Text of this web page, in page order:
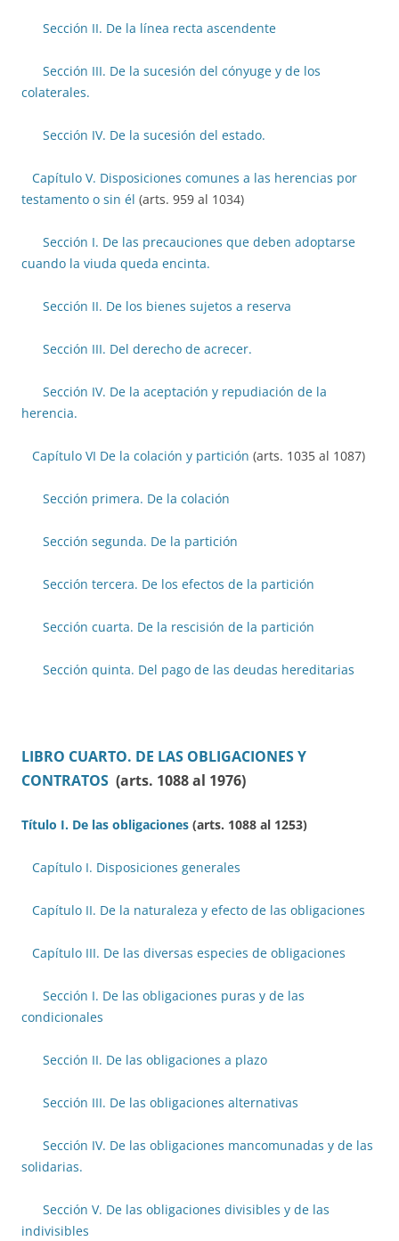
Sección II. De la línea recta ascendente
Sección III. De la sucesión del cónyuge y de los
colaterales.
Sección IV. De la sucesión del estado.
Capítulo V. Disposiciones comunes a las herencias por
testamento o sin él (arts. 959 al 1034)
Sección I. De las precauciones que deben adoptarse
cuando la viuda queda encinta.
Sección II. De los bienes sujetos a reserva
Sección III. Del derecho de acrecer.
Sección IV. De la aceptación y repudiación de la
herencia.
Capítulo VI De la colación y partición (arts. 1035 al 1087)
Sección primera. De la colación
Sección segunda. De la partición
Sección tercera. De los efectos de la partición
Sección cuarta. De la rescisión de la partición
Sección quinta. Del pago de las deudas hereditarias
LIBRO CUARTO. DE LAS OBLIGACIONES Y
CONTRATOS (arts. 1088 al 1976)
Título I. De las obligaciones (arts. 1088 al 1253)
Capítulo I. Disposiciones generales
Capítulo II. De la naturaleza y efecto de las obligaciones
Capítulo III. De las diversas especies de obligaciones
Sección I. De las obligaciones puras y de las
condicionales
Sección II. De las obligaciones a plazo
Sección III. De las obligaciones alternativas
Sección IV. De las obligaciones mancomunadas y de las
solidarias.
Sección V. De las obligaciones divisibles y de las
indivisibles